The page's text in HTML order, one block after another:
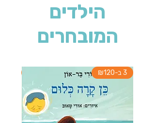
הילדים
המובחרים
3 ב-₪120